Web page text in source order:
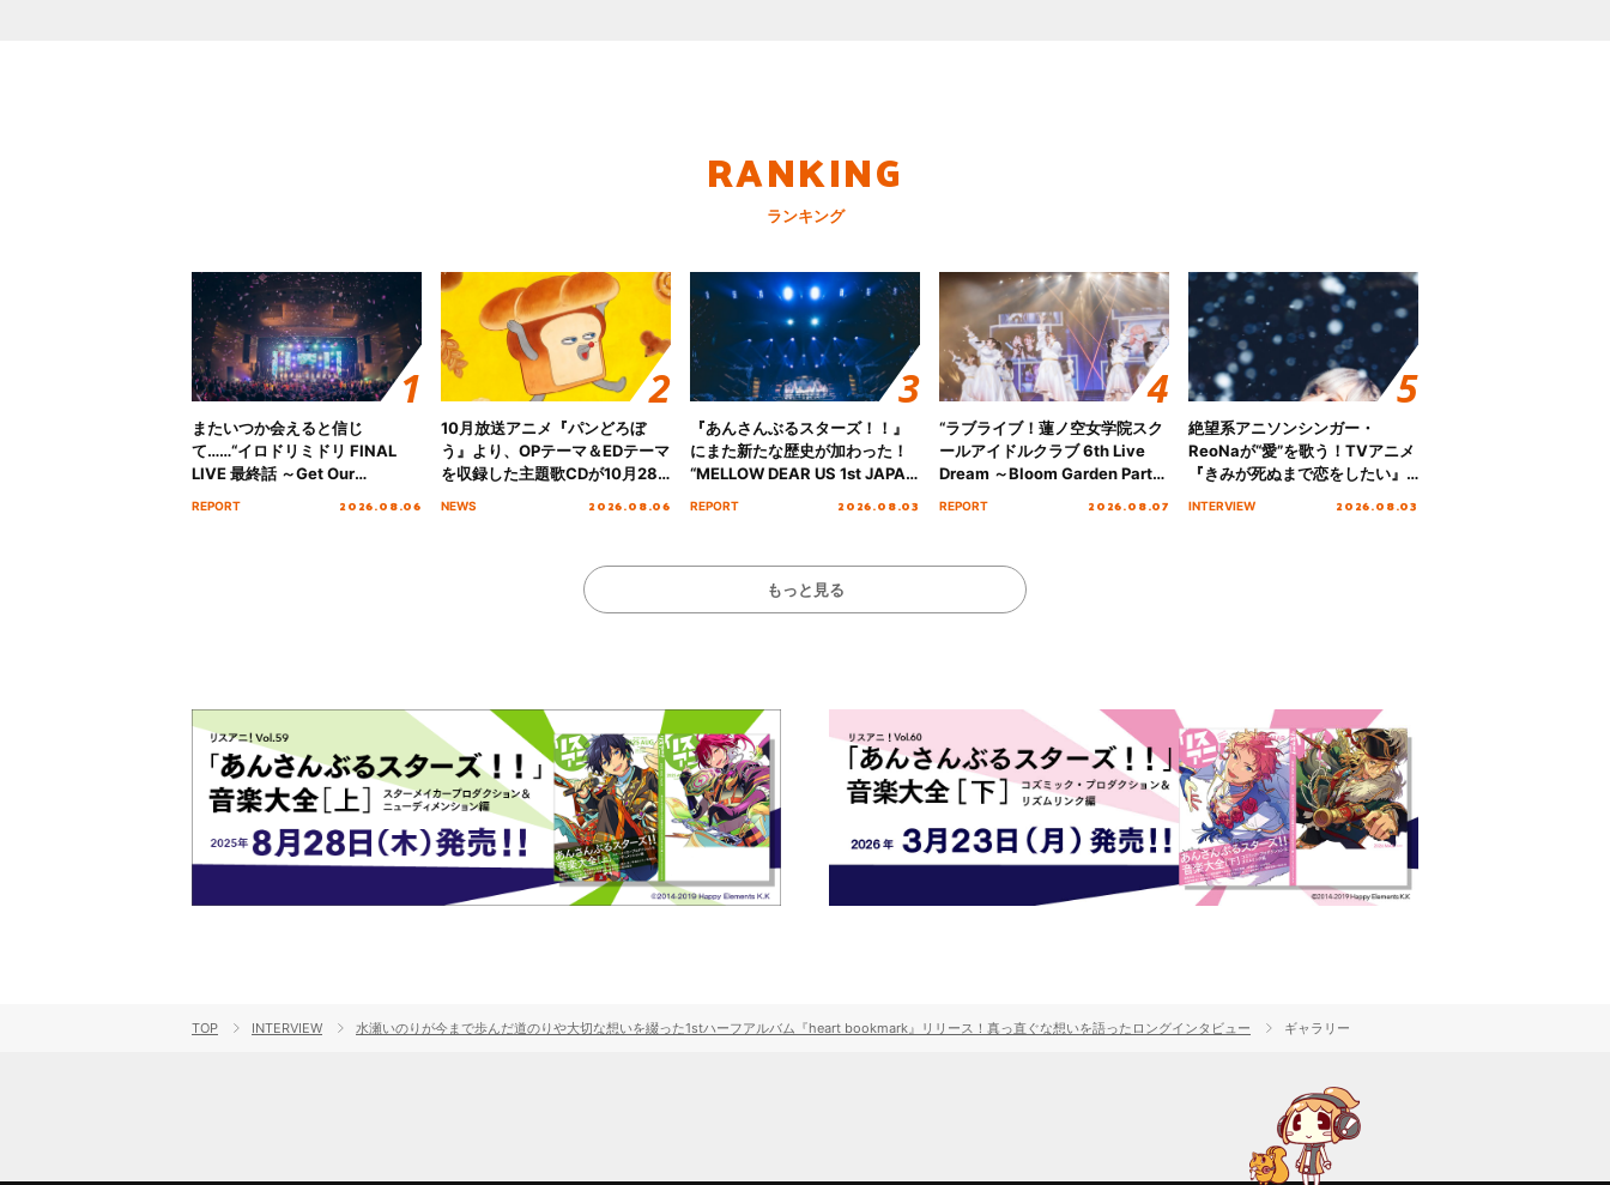
RANKING
ランキング
またいつか会えると信じ
て……“イロドリミドリ FINAL
LIVE 最終話 ～Get Our
REPORT 2026.08.06
10月放送アニメ『パンどろぼ
う』より、OPテーマ＆EDテーマ
を収録した主題歌CDが10月28
NEWS 2026.08.06
『あんさんぶるスターズ！！』
にまた新たな歴史が加わった！
“MELLOW DEAR US 1st JAPAN
REPORT 2026.08.03
“ラブライブ！蓮ノ空女学院スク
ールアイドルクラブ 6th Live
Dream ～Bloom Garden Party
REPORT 2026.08.07
絶望系アニソンシンガー・
ReoNaが“愛”を歌う！TVアニメ
『きみが死ぬまで恋をしたい』
INTERVIEW 2026.08.03
もっと見る
TOP INTERVIEW 水瀬いのりが今まで歩んだ道のりや大切な想いを綴った1stハーフアルバム『heart bookmark』リリース！真っ直ぐな想いを語ったロングインタビュー ギャラリー